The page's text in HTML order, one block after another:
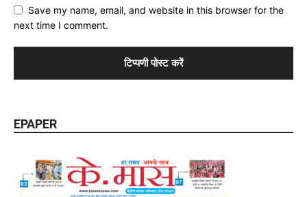
Save my name, email, and website in this browser for the
next time I comment.
EPAPER